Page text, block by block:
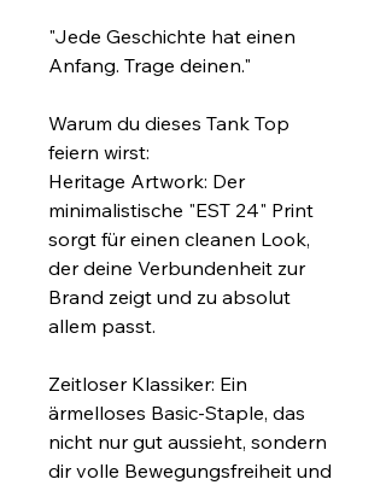
"Jede Geschichte hat einen
Anfang. Trage deinen."
Warum du dieses Tank Top
feiern wirst:
Heritage Artwork: Der
minimalistische "EST 24" Print
sorgt für einen cleanen Look,
der deine Verbundenheit zur
Brand zeigt und zu absolut
allem passt.
Zeitloser Klassiker: Ein
ärmelloses Basic-Staple, das
nicht nur gut aussieht, sondern
dir volle Bewegungsfreiheit und